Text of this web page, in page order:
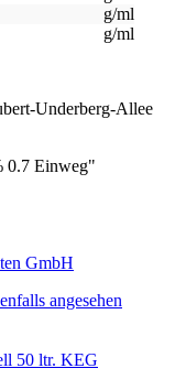
g/ml
g/ml
Underberg-Allee
0.7 Einweg"
GmbH
angesehen
50 ltr. KEG